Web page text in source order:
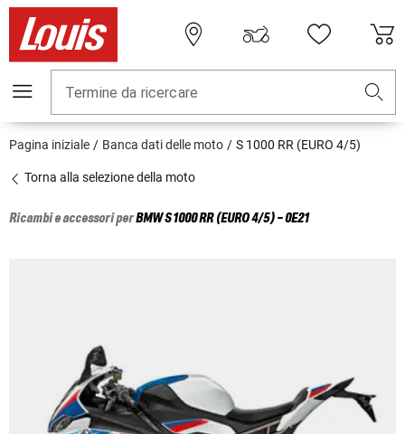
Termine da ricercare
Pagina iniziale Banca dati delle moto S 1000 RR (EURO 4/5)
Torna alla selezione della moto
Ricambi e accessori perBMWS 1000 RR (EURO 4/5) - 0E21